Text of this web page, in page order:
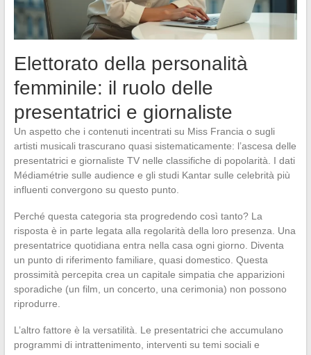
Elettorato della personalità
femminile: il ruolo delle
presentatrici e giornaliste
Un aspetto che i contenuti incentrati su Miss Francia o sugli
artisti musicali trascurano quasi sistematicamente: l’ascesa delle
presentatrici e giornaliste TV nelle classifiche di popolarità. I dati
Médiamétrie sulle audience e gli studi Kantar sulle celebrità più
influenti convergono su questo punto.
Perché questa categoria sta progredendo così tanto? La
risposta è in parte legata alla regolarità della loro presenza. Una
presentatrice quotidiana entra nella casa ogni giorno. Diventa
un punto di riferimento familiare, quasi domestico. Questa
prossimità percepita crea un capitale simpatia che apparizioni
sporadiche (un film, un concerto, una cerimonia) non possono
riprodurre.
L’altro fattore è la versatilità. Le presentatrici che accumulano
programmi di intrattenimento, interventi su temi sociali e